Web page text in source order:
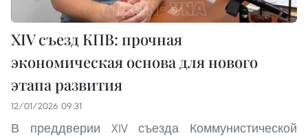
XIV съезд КПВ: прочная
экономическая основа для нового
этапа развития
12/01/2026 09:31
В преддверии XIV съезда Коммунистической